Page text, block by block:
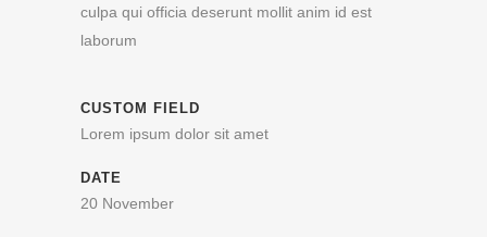
culpa qui officia deserunt mollit anim id est
laborum
CUSTOM FIELD
Lorem ipsum dolor sit amet
DATE
20 November